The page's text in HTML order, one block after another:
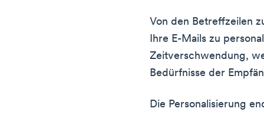
Von den Betreffzeilen
Ihre E-Mails zu
Zeitverschwendung,
Bedürfnisse der
Die Personalisierung